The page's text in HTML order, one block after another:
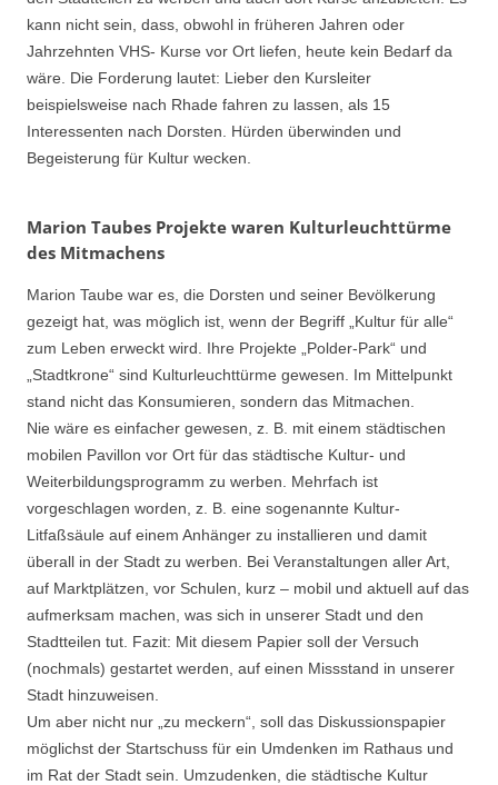
kann nicht sein, dass, obwohl in früheren Jahren oder
Jahrzehnten VHS- Kurse vor Ort liefen, heute kein Bedarf da
wäre. Die Forderung lautet: Lieber den Kursleiter
beispielsweise nach Rhade fahren zu lassen, als 15
Interessenten nach Dorsten. Hürden überwinden und
Begeisterung für Kultur wecken.
Marion Taubes Projekte waren Kulturleuchttürme
des Mitmachens
Marion Taube war es, die Dorsten und seiner Bevölkerung
gezeigt hat, was möglich ist, wenn der Begriff „Kultur für alle“
zum Leben erweckt wird. Ihre Projekte „Polder-Park“ und
„Stadtkrone“ sind Kulturleuchttürme gewesen. Im Mittelpunkt
stand nicht das Konsumieren, sondern das Mitmachen.
Nie wäre es einfacher gewesen, z. B. mit einem städtischen
mobilen Pavillon vor Ort für das städtische Kultur- und
Weiterbildungsprogramm zu werben. Mehrfach ist
vorgeschlagen worden, z. B. eine sogenannte Kultur-
Litfaßsäule auf einem Anhänger zu installieren und damit
überall in der Stadt zu werben. Bei Veranstaltungen aller Art,
auf Marktplätzen, vor Schulen, kurz – mobil und aktuell auf das
aufmerksam machen, was sich in unserer Stadt und den
Stadtteilen tut. Fazit: Mit diesem Papier soll der Versuch
(nochmals) gestartet werden, auf einen Missstand in unserer
Stadt hinzuweisen.
Um aber nicht nur „zu meckern“, soll das Diskussionspapier
möglichst der Startschuss für ein Umdenken im Rathaus und
im Rat der Stadt sein. Umzudenken, die städtische Kultur